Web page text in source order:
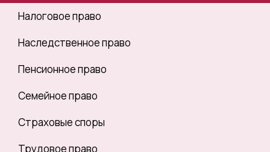
Налоговое право
Наследственное право
Пенсионное право
Семейное право
Страховые споры
Трудовое право